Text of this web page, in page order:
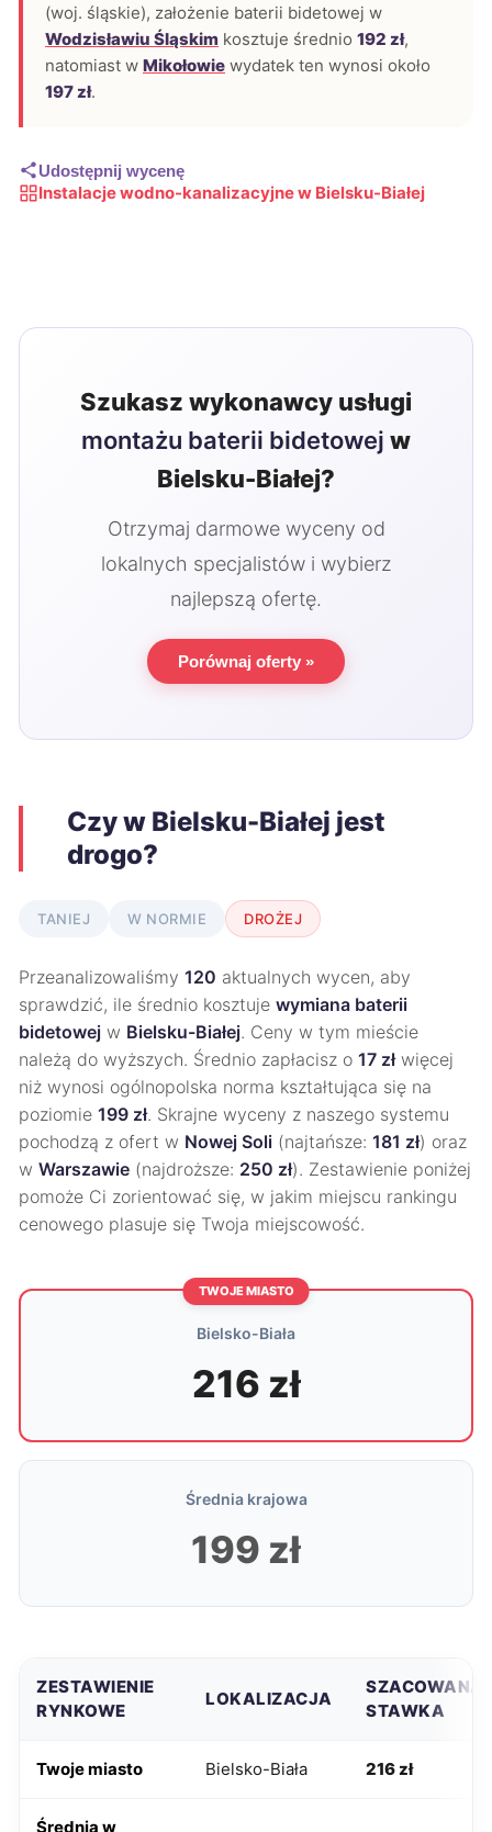
(woj. śląskie), założenie baterii bidetowej w
Wodzisławiu Śląskim kosztuje średnio 192 zł,
natomiast w Mikołowie wydatek ten wynosi około
197 zł.
Udostępnij wycenę
Instalacje wodno-kanalizacyjne w Bielsku-Białej
Szukasz wykonawcy usługi
montażu baterii bidetowej w
Bielsku-Białej?
Otrzymaj darmowe wyceny od
lokalnych specjalistów i wybierz
najlepszą ofertę.
Porównaj oferty »
Czy w Bielsku-Białej jest
drogo?
TANIEJ W NORMIE DROŻEJ
Przeanalizowaliśmy 120 aktualnych wycen, aby
sprawdzić, ile średnio kosztuje wymiana baterii
bidetowej w Bielsku-Białej. Ceny w tym mieście
należą do wyższych. Średnio zapłacisz o 17 złwięcej
niż wynosi ogólnopolska norma kształtująca się na
poziomie 199 zł. Skrajne wyceny z naszego systemu
pochodzą z ofert w Nowej Soli (najtańsze: 181 zł) oraz
w Warszawie (najdroższe: 250 zł). Zestawienie poniżej
pomoże Ci zorientować się, w jakim miejscu rankingu
cenowego plasuje się Twoja miejscowość.
TWOJE MIASTO
Bielsko-Biała
216 zł
Średnia krajowa
199 zł
ZESTAWIENIE
RYNKOWE
LOKALIZACJA
SZACOWANA
STAWKA
Twoje miasto Bielsko-Biała 216 zł
Średnia w